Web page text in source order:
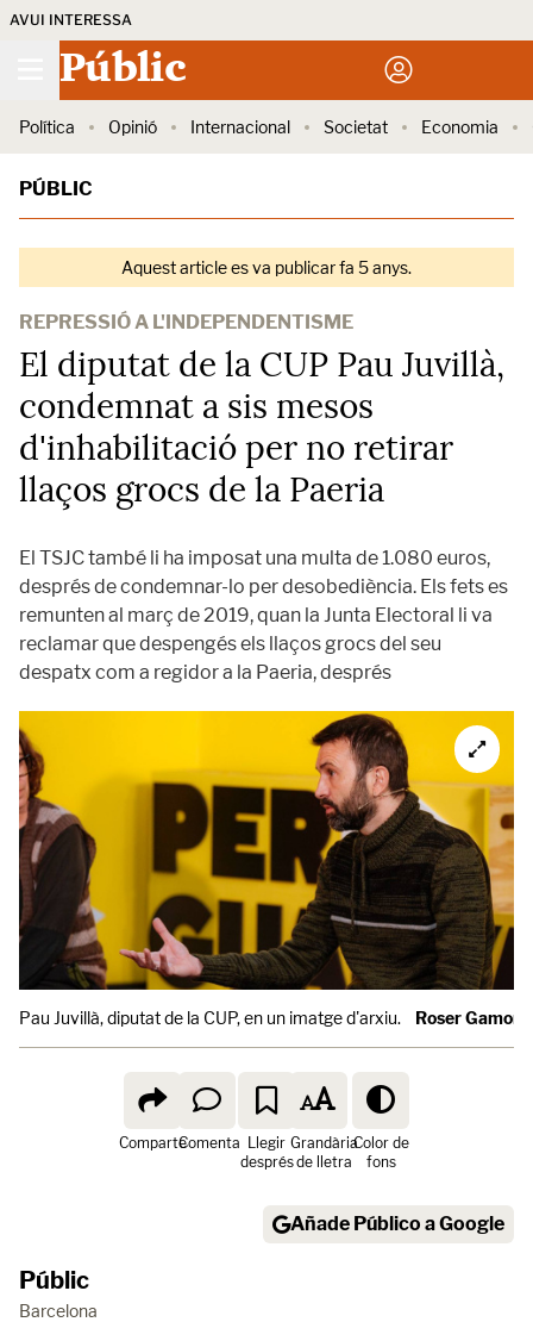
AVUI INTERESSA
Públic
Política Opinió Internacional Societat Economia
PÚBLIC
Aquest article es va publicar fa 5 anys.
REPRESSIÓ A L'INDEPENDENTISME
El diputat de la CUP Pau Juvillà,
condemnat a sis mesos
d'inhabilitació per no retirar
llaços grocs de la Paeria
El TSJC també li ha imposat una multa de 1.080 euros,
després de condemnar-lo per desobediència. Els fets es
remunten al març de 2019, quan la Junta Electoral li va
reclamar que despengés els llaços grocs del seu
despatx com a regidor a la Paeria, després
Pau Juvillà, diputat de la CUP, en un imatge d'arxiu. Roser
ComparteComenta Llegir
després
Grandària
de lletra
Color de
fons
Añade Público a Google
Públic
Barcelona